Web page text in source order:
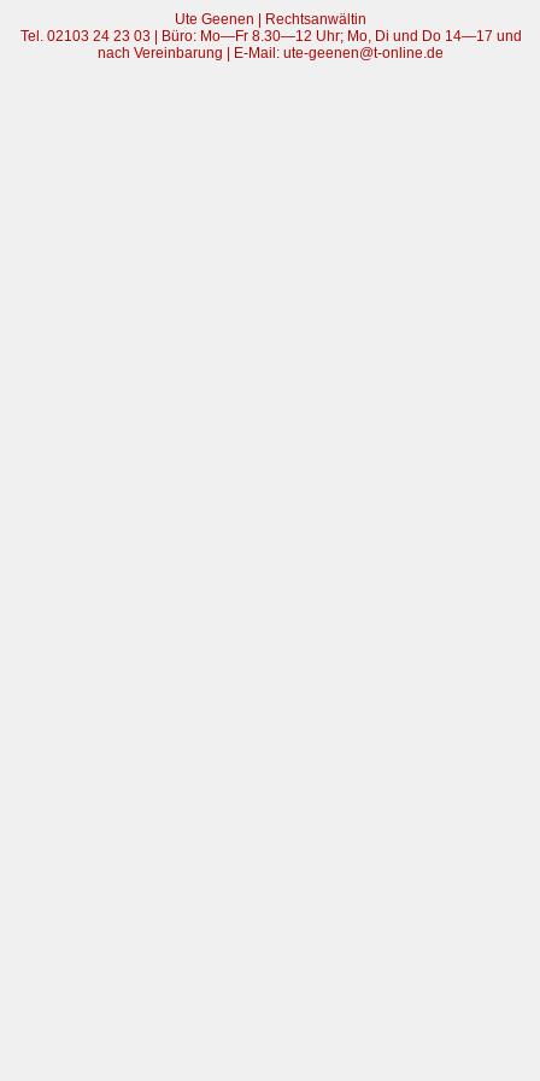
Ute Geenen | Rechtsanwältin
Tel. 02103 24 23 03 | Büro: Mo—Fr 8.30—12 Uhr; Mo, Di und Do 14—17 und
nach Vereinbarung | E-Mail: ute-geenen@t-online.de